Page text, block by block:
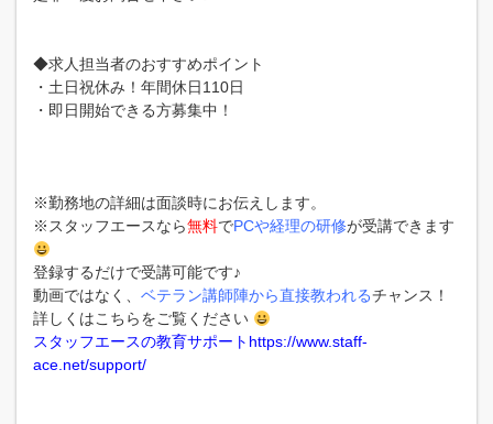
◆求人担当者のおすすめポイント
・土日祝休み！年間休日110日
・即日開始できる方募集中！
※勤務地の詳細は面談時にお伝えします。
※スタッフエースなら無料でPCや経理の研修が受講できます
登録するだけで受講可能です♪
動画ではなく、 ベテラン講師陣から直接教われるチャンス！
詳しくはこちらをご覧ください
スタッフエースの教育サポートhttps://www.staff-
ace.net/support/